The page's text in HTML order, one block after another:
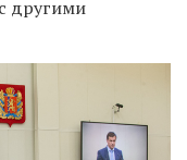
другими